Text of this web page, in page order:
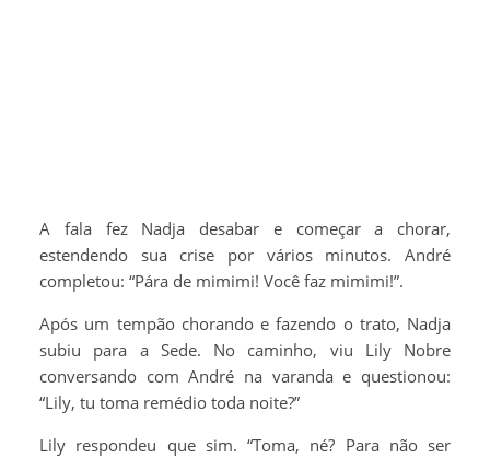
A fala fez Nadja desabar e começar a chorar,
estendendo sua crise por vários minutos. André
completou: “Pára de mimimi! Você faz mimimi!”.
Após um tempão chorando e fazendo o trato, Nadja
subiu para a Sede. No caminho, viu Lily Nobre
conversando com André na varanda e questionou:
“Lily, tu toma remédio toda noite?”
Lily respondeu que sim. “Toma, né? Para não ser